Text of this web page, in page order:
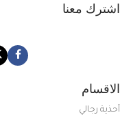
اشترك معنا
الاقسام
أحذية رجالي